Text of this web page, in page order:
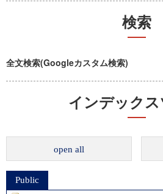
検索
全文検索(Googleカスタム検索)
インデック
open all
Public